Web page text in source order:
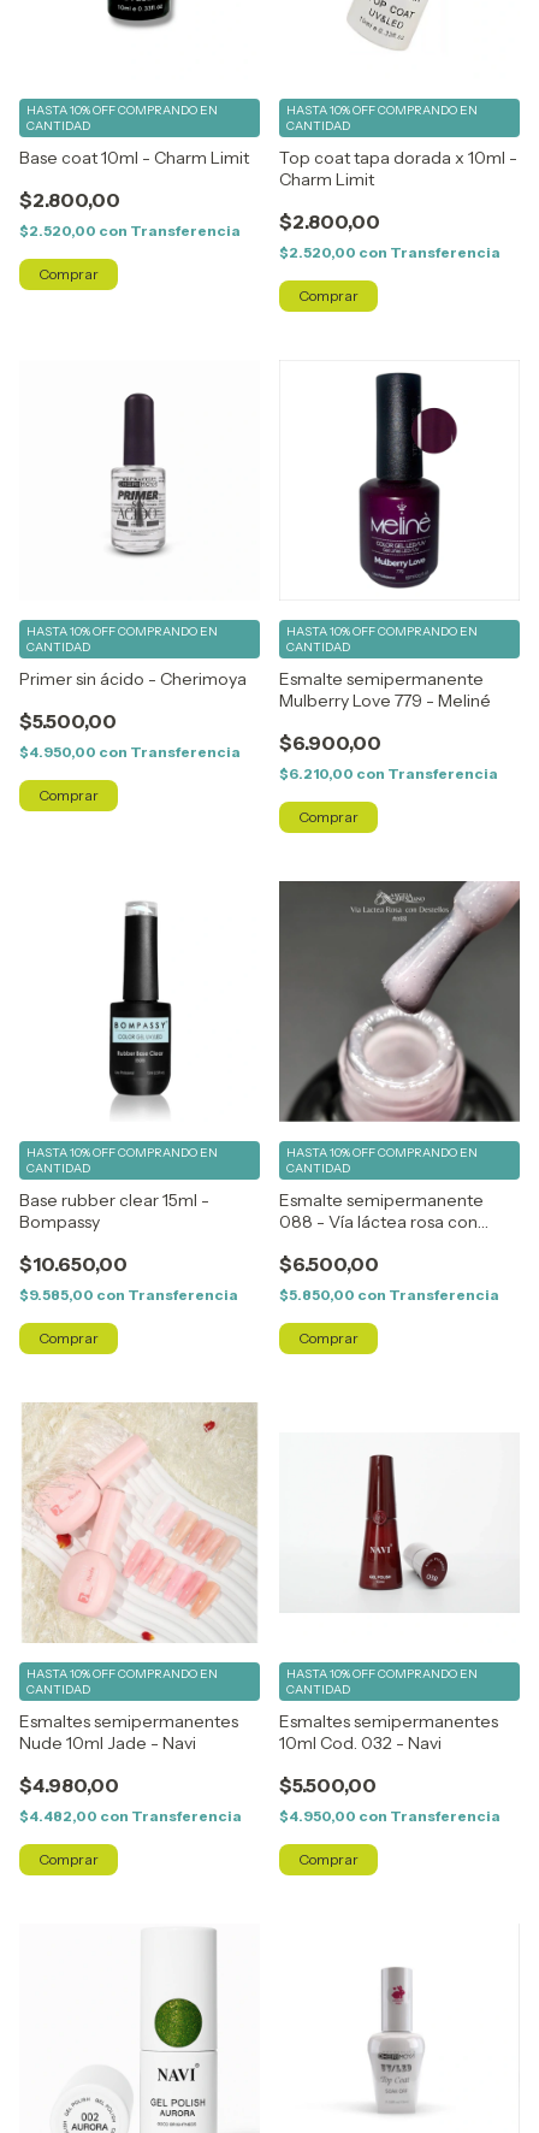
Base coat 10ml - Charm Limit
$2.800,00
HASTA 10% OFFCOMPRANDO EN
CANTIDAD
$2.520,00 con Transferencia
Top coat tapa dorada x 10ml -
Charm Limit
$2.800,00
HASTA 10% OFFCOMPRANDO EN
CANTIDAD
$2.520,00 con Transferencia
Primer sin ácido - Cherimoya
$5.500,00
HASTA 10% OFFCOMPRANDO EN
CANTIDAD
$4.950,00 con Transferencia
Esmalte semipermanente
Mulberry Love 779 - Meliné
$6.900,00
HASTA 10% OFFCOMPRANDO EN
CANTIDAD
$6.210,00 con Transferencia
Base rubber clear 15ml -
Bompassy
$10.650,00
HASTA 10% OFFCOMPRANDO EN
CANTIDAD
$9.585,00 con Transferencia
Esmalte semipermanente
088 - Vía láctea rosa con
$6.500,00
HASTA 10% OFFCOMPRANDO EN
CANTIDAD
$5.850,00 con Transferencia
Esmaltes semipermanentes
Nude 10ml Jade - Navi
$4.980,00
HASTA 10% OFFCOMPRANDO EN
CANTIDAD
$4.482,00 con Transferencia
Comprar
Esmaltes semipermanentes
10ml Cod. 032 - Navi
$5.500,00
HASTA 10% OFFCOMPRANDO EN
CANTIDAD
$4.950,00 con Transferencia